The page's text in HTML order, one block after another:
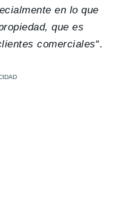
en lo que
que es
comerciales“.